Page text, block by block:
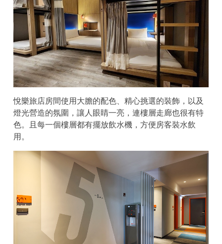
悅樂旅店房間使用大膽的配色、精心挑選的裝飾，以及
燈光營造的氛圍，讓人眼睛一亮，連樓層走廊也很有特
色。且每一個樓層都有擺放飲水機，方便房客裝水飲
用。